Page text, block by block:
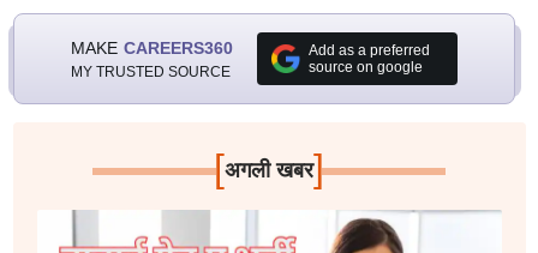
MAKE CAREERS360
MY TRUSTED SOURCE
Add as a preferred
source on google
[अगली खबर]